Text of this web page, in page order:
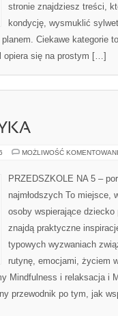
stronie znajdziesz treści,
kondycję, wysmuklić
Ciekawe kategorie
opiera się na prostym […]
MOŻLIWOŚĆ
PRZEDSZKOLE NA 5 –
najmłodszych To miejsce,
osoby wspierające
znajdą praktyczne
typowych wyzwaniach
rutynę, emocjami, życiem
Mindfulness i relaksacja i
przewodnik po tym, jak